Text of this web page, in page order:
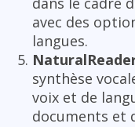
avec des
langues.
synthèse
voix et de
documents et